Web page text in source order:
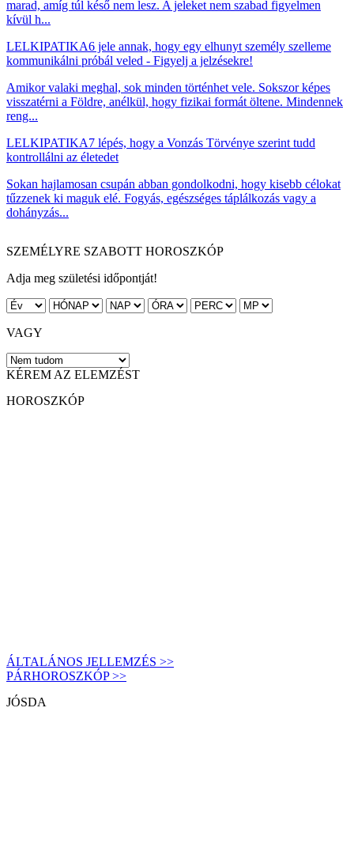
marad, amíg túl késő nem lesz. A jeleket nem szabad figyelmen
kívül h...
LELKIPATIKA6 jele annak, hogy egy elhunyt személy szelleme
kommunikálni próbál veled - Figyelj a jelzésekre!
Amikor valaki meghal, sok minden történhet vele. Sokszor képes
visszatérni a Földre, anélkül, hogy fizikai formát öltene. Mindennek
reng...
LELKIPATIKA7 lépés, hogy a Vonzás Törvénye szerint tudd
kontrollálni az életedet
Sokan hajlamosan csupán abban gondolkodni, hogy kisebb célokat
tűzzenek ki maguk elé. Fogyás, egészséges táplálkozás vagy a
dohányzás...
SZEMÉLYRE SZABOTT HOROSZKÓP
Adja meg születési időpontját!
VAGY
KÉREM AZ ELEMZÉST
HOROSZKÓP
ÁLTALÁNOS JELLEMZÉS >>
PÁRHOROSZKÓP >>
JÓSDA